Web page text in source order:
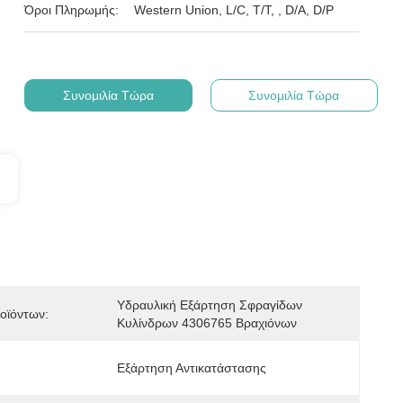
Όροι Πληρωμής: Western Union, L/C, T/T, , D/A, D/P
Συνομιλία Τώρα Συνομιλία Τώρα
Υδραυλική Εξάρτηση Σφραγίδων
Κυλίνδρων 4306765 Βραχιόνων
Εξάρτηση Αντικατάστασης